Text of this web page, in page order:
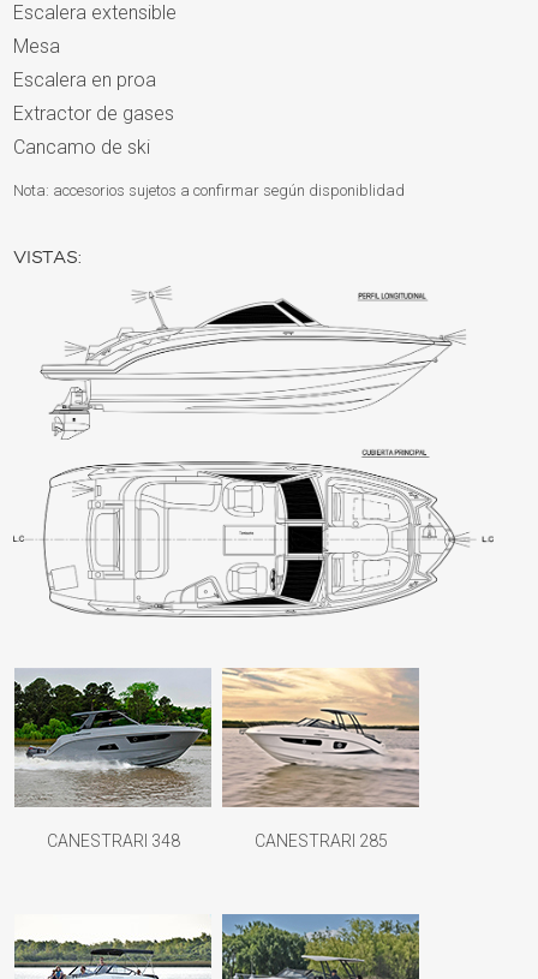
Escalera extensible
Mesa
Escalera en proa
Extractor de gases
Cancamo de ski
Nota: accesorios sujetos a confirmar según disponiblidad
VISTAS:
CANESTRARI 348 CANESTRARI 285